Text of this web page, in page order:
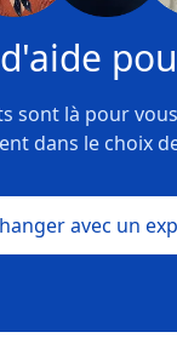
sont là pour
dans le choix
avec un